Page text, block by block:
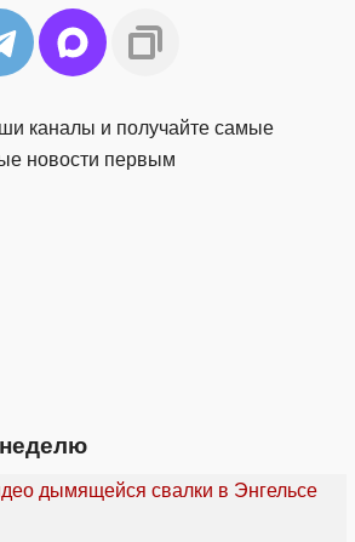
каналы и получайте самые
новости первым